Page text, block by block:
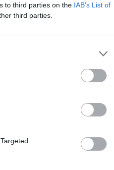
to third parties on the IAB’s List of
third parties.
(10)